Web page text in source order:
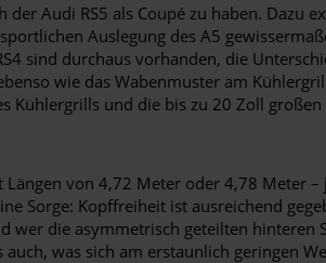
Audi RS5 als Coupé zu haben. Dazu
Auslegung des A5
sind durchaus vorhanden, die
wie das Wabenmuster am
und die bis zu 20 Zoll
von 4,72 Meter oder 4,78 Meter
Sorge: Kopffreiheit ist ausreichend
wer die asymmetrisch geteilten
was sich am erstaunlich geringen